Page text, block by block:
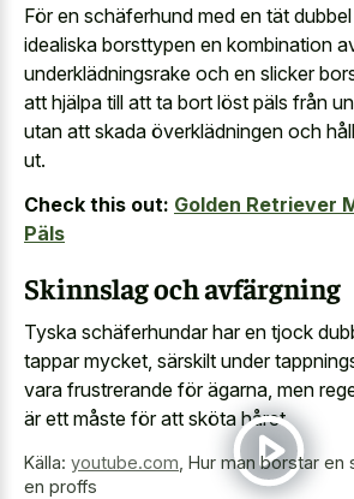
För en schäferhund med en tät
idealiska borsttypen en kombination
underklädningsrake och en slicker
att hjälpa till att ta bort löst päls från
utan att skada överklädningen och
ut.
Check this out: Golden Retriever
Päls
Skinnslag och avfärgning
Tyska schäferhundar har en tjock
tappar mycket, särskilt under
vara frustrerande för ägarna, men
är ett måste för att sköta håret.
Källa: youtube.com Hur man borstar en
en proffs